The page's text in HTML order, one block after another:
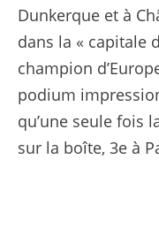
Dunkerque et à
dans la « capitale
champion
podium
qu’une seule fois
sur la boîte, 3e à